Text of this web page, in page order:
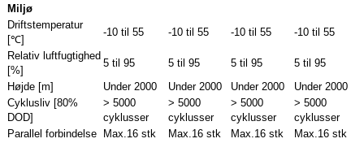
Miljø
Driftstemperatur
[℃]
-10 til 55 -10 til 55 -10 til 55
-10 til 55
Relativ luftfugtighed
[%]
5 til 95 5 til 95 5 til 95
5 til 95
Højde [m]
Under 2000 Under 2000 Under 2000
Under 2000
Cyklusliv [80%
DOD]
> 5000
cyklusser
> 5000
cyklusser
> 5000
cyklusser
> 5000
cyklusser
Parallel forbindelse
Max.16 stk Max.16 stk Max.16 stk
Max.16 stk